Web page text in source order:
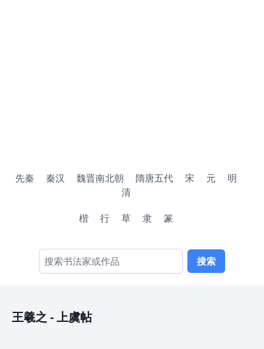
先秦 秦汉 魏晋南北朝 隋唐五代 宋 元
明
清
楷
行 草 隶 篆
搜索
王羲之 -上虞帖